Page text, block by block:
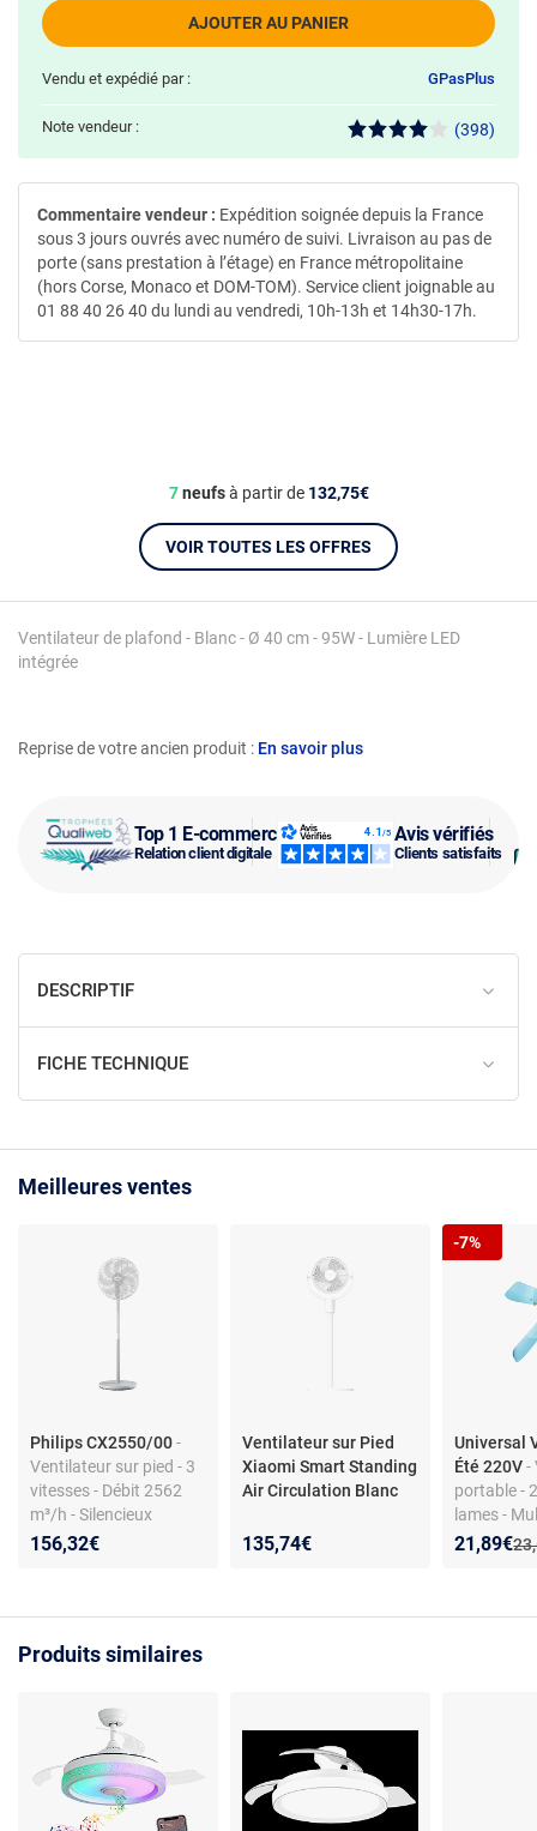
Top 1 E-commerce
Relation client digitale
Avis vérifiés
Clients satisfaits
Reprise de votre ancien produit : En savoir plus
Ventilateur de plafond - Blanc - Ø 40 cm - 95W - Lumière LED
intégrée
AJOUTER AU PANIER
Vendu et expédié par : GPasPlus
Note vendeur : (398)
7neufsà partir de 132,75€
VOIR TOUTES LES OFFRES
Commentaire vendeur : Expédition soignée depuis la France
sous 3 jours ouvrés avec numéro de suivi. Livraison au pas de
porte (sans prestation à l’étage) en France métropolitaine
(hors Corse, Monaco et DOM-TOM). Service client joignable au
01 88 40 26 40 du lundi au vendredi, 10h-13h et 14h30-17h.
DESCRIPTIF
FICHE TECHNIQUE
Meilleures ventes
Philips CX2550/00-
Ventilateur sur pied - 3
vitesses - Débit 2562
m³/h - Silencieux
156,32€
Ventilateur sur Pied
Xiaomi Smart Standing
Air Circulation Blanc
135,74€
Universal
Été 220V-
portable -
lames -
Ultra-
Nouveau
21,89€
-7%
Produits similaires